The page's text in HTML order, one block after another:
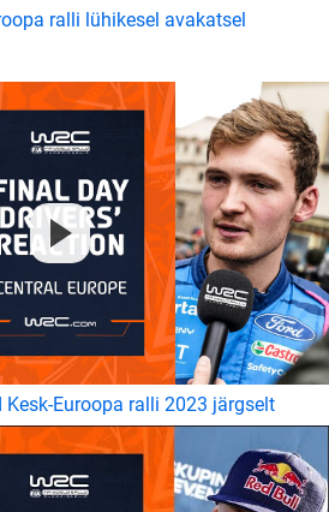
ralli lühikesel avakatsel
Euroopa ralli 2023 järgselt